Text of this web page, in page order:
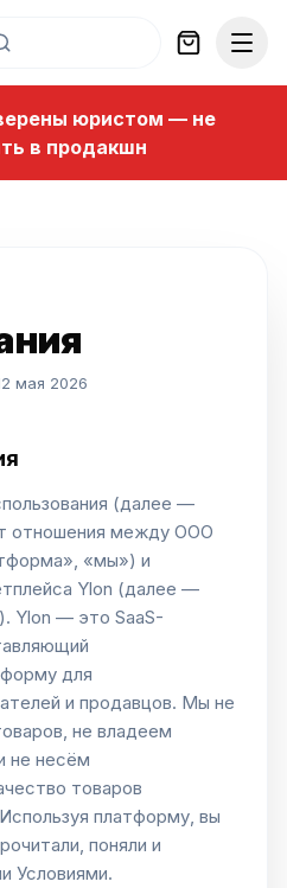
юристом — не
в продакшн
мая 2026
(далее —
отношения между ООО
«мы») и
Ylon (далее —
Ylon — это SaaS-
для
и продавцов. Мы не
не владеем
не несём
товаров
платформу, вы
поняли и
Условиями.